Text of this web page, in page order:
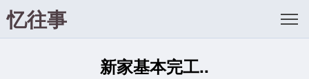
忆往事
新家基本完工..